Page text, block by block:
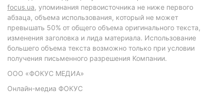
focus.ua, упоминания первоисточника не ниже первого
абзаца, объема использования, который не может
превышать 50% от общего объема оригинального текста,
изменения заголовка и лида материала. Использование
большего объема текста возможно только при условии
получения письменного разрешения Компании.
ООО «ФОКУС МЕДИА»
Онлайн-медиа ФОКУС